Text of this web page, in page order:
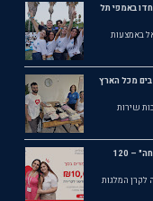
התאחדו באמפי תל
באמצעות
מכל הארץ
שירות
בנק הפועלים פותח את ההרשמה לקרן המלגות "פועלים להצלחה" – 120
לקרן המלגות